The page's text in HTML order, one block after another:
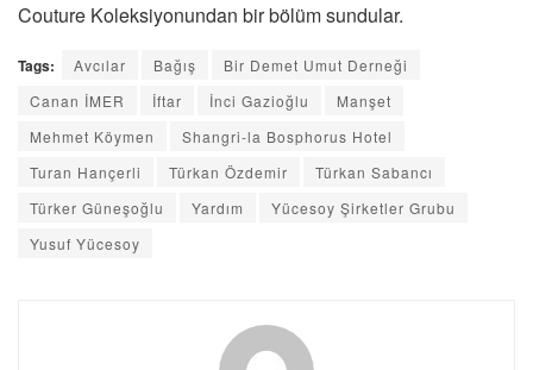
Couture Koleksiyonundan bir bölüm sundular.
Tags: Avcılar Bağış
Bir Demet Umut Derneği
Canan İMER
İftar İnci Gazioğlu
Manşet
Mehmet Köymen
Shangri-la Bosphorus Hotel
Turan Hançerli
Türkan Özdemir
Türkan Sabancı
Türker Güneşoğlu
Yardım
Yücesoy Şirketler Grubu
Yusuf Yücesoy